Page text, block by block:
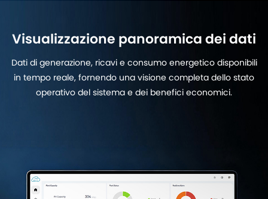
Visualizzazione panoramica dei dati
Dati di generazione, ricavi e consumo energetico disponibili
in tempo reale, fornendo una visione completa dello stato
operativo del sistema e dei benefici economici.